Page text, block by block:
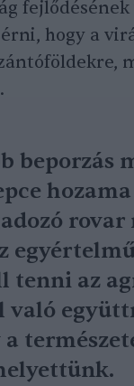
hogy a
beporzás
tenni az
való